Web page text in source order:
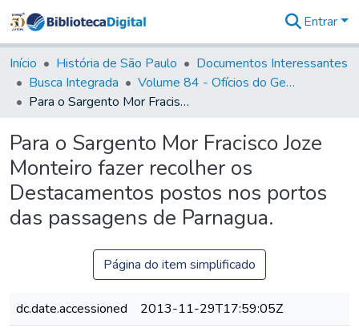
&
Coleções
Tudo na
Biblioteca
Estatísticas
Entrar
Início História de São Paulo
Documentos Interessantes
Busca Integrada
Volume 84 - Ofícios do General Martins Lopes de Saldanha (Governador da Capitania): 1782- 1786
Para o Sargento Mor Fracisco Joze Monteiro fazer recolher os Destacamentos postos nos portos das passagens de Parnagua.
Para o Sargento Mor Fracisco Joze
Monteiro fazer recolher os
Destacamentos postos nos portos
das passagens de Parnagua.
Página do item simplificado
dc.date.accessioned
2013-11-29T17:59:05Z